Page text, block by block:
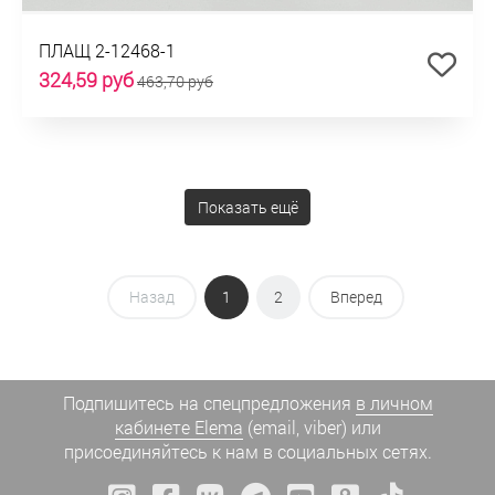
ПЛАЩ 2-12468-1
324,59 руб463,70 руб
Показать ещё
Назад 1 2 Вперед
Подпишитесь на спецпредложения в личном
кабинете Elema (email, viber) или
присоединяйтесь к нам в социальных сетях.